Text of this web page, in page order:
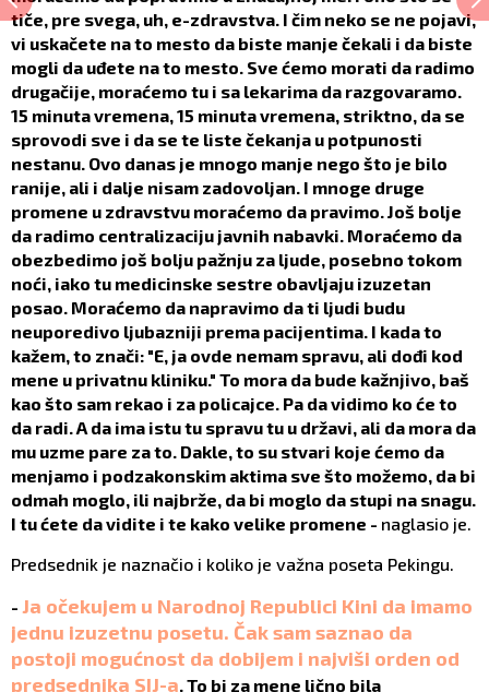
tiče, pre svega, uh, e-zdravstva. I čim neko se ne pojavi,
vi uskačete na to mesto da biste manje čekali i da biste
mogli da uđete na to mesto. Sve ćemo morati da radimo
drugačije, moraćemo tu i sa lekarima da razgovaramo.
15 minuta vremena, 15 minuta vremena, striktno, da se
sprovodi sve i da se te liste čekanja u potpunosti
nestanu. Ovo danas je mnogo manje nego što je bilo
ranije, ali i dalje nisam zadovoljan. I mnoge druge
promene u zdravstvu moraćemo da pravimo. Još bolje
da radimo centralizaciju javnih nabavki. Moraćemo da
obezbedimo još bolju pažnju za ljude, posebno tokom
noći, iako tu medicinske sestre obavljaju izuzetan
posao. Moraćemo da napravimo da ti ljudi budu
neuporedivo ljubazniji prema pacijentima. I kada to
kažem, to znači: "E, ja ovde nemam spravu, ali dođi kod
mene u privatnu kliniku." To mora da bude kažnjivo, baš
kao što sam rekao i za policajce. Pa da vidimo ko će to
da radi. A da ima istu tu spravu tu u državi, ali da mora da
mu uzme pare za to. Dakle, to su stvari koje ćemo da
menjamo i podzakonskim aktima sve što možemo, da bi
odmah moglo, ili najbrže, da bi moglo da stupi na snagu.
I tu ćete da vidite i te kako velike promene - naglasio je.
Predsednik je naznačio i koliko je važna poseta Pekingu.
- Ja očekujem u Narodnoj Republici Kini da imamo
jednu izuzetnu posetu. Čak sam saznao da
postoji mogućnost da dobijem i najviši orden od
predsednika SIJ-a. To bi za mene lično bila